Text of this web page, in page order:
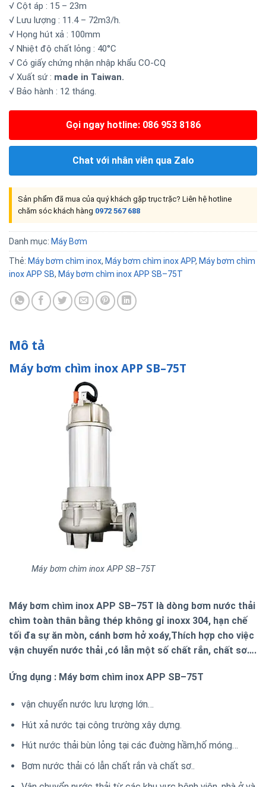
√ Cột áp : 15 – 23m
√ Lưu lượng : 11.4 – 72m3/h.
√ Họng hút xả : 100mm
√ Nhiệt độ chất lỏng : 40°C
√ Có giấy chứng nhận nhập khẩu CO-CQ
√ Xuất sứ : made in Taiwan.
√ Bảo hành : 12 tháng.
Gọi ngay hotline: 086 953 8186
Chat với nhân viên qua Zalo
Sản phẩm đã mua của quý khách gặp trục trặc? Liên hệ hotline
chăm sóc khách hàng 0972 567 688
Danh mục: Máy Bơm
Thẻ: Máy bơm chìm inox, Máy bơm chìm inox APP, Máy bơm chìm
inox APP SB, Máy bơm chìm inox APP SB–75T
Mô tả
Máy bơm chìm inox APP SB–75T
Máy bơm chìm inox APP SB–75T
Máy bơm chìm inox APP SB–75T là dòng bơm nước thải
chìm toàn thân bằng thép không gỉ inoxx 304, hạn chế
tối đa sự ăn mòn, cánh bơm hở xoáy,Thích hợp cho việc
vận chuyển nước thải ,có lẫn một số chất rắn, chất sơ….
Ứng dụng : Máy bơm chìm inox APP SB–75T
vận chuyển nước lưu lượng lớn…
Hút xả nước tại công trường xây dựng.
Hút nước thải bùn lỏng tại các đuờng hầm,hố móng…
Bơm nước thải có lẫn chất rắn và chất sơ..